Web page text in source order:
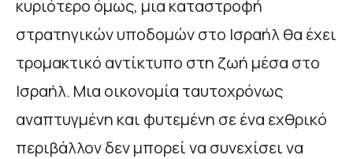
κυριότερο όμως, μια καταστροφή
στρατηγικών υποδομών στο Ισραήλ θα έχει
τρομακτικό αντίκτυπο στη ζωή μέσα στο
Ισραήλ. Μια οικονομία ταυτοχρόνως
αναπτυγμένη και φυτεμένη σε ένα εχθρικό
περιβάλλον δεν μπορεί να συνεχίσει να